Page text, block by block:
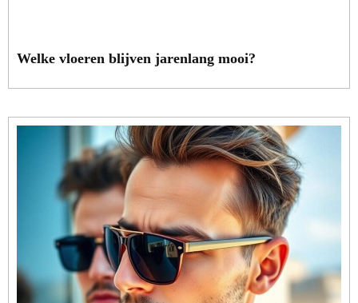
Welke vloeren blijven jarenlang mooi?